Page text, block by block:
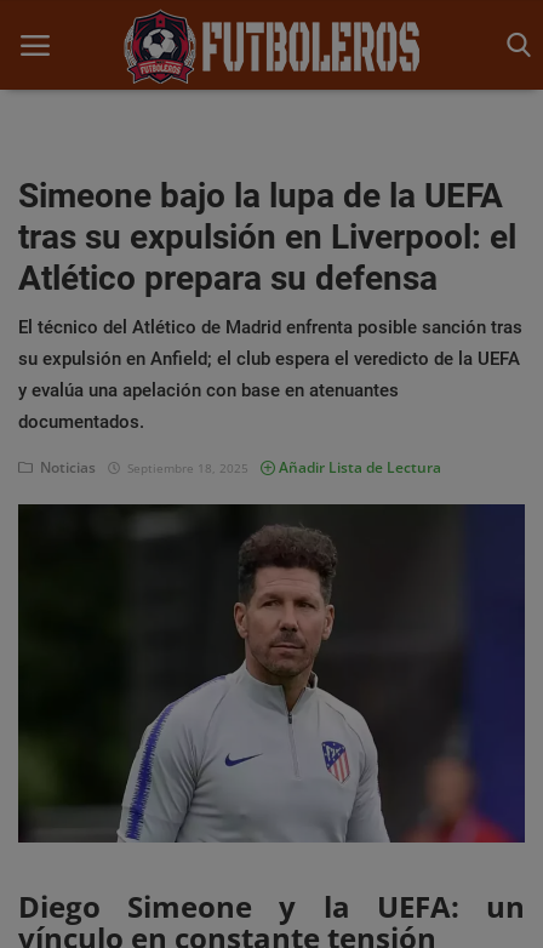
Inicio
Noticias
Opinión y Análisis
Promesas
Simeone bajo la lupa de la UEFA
tras su expulsión en Liverpool: el
Atlético prepara su defensa
El técnico del Atlético de Madrid enfrenta posible sanción tras
su expulsión en Anfield; el club espera el veredicto de la UEFA
y evalúa una apelación con base en atenuantes
documentados.
Noticias Septiembre 18, 2025 Añadir Lista de Lectura
Diego Simeone y la UEFA: un
vínculo en constante tensión